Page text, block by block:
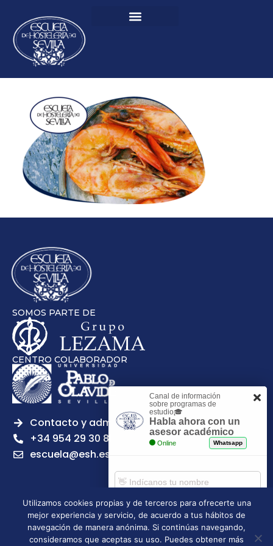
SOMOS PARTE DE
CENTRO COLABORADOR
Contacto y admisiones
+34 954 29 30 81
escuela@esh.es
Aviso legal Política de Privacidad
Política de Cookies
Política de calidad
Tablón de anuncios
Utilizamos cookies propias y de terceros para ofrecerte una
mejor experiencia y servicio, de acuerdo a tus hábitos de
navegación de manera anónima. Si continúas navegando,
consideramos que aceptas su uso. Puedes obtener más
Canal de información
sobre programas de
estudio🎓
Habla ahora con un
asesor académico
Online Whatsapp
Comenzar chat